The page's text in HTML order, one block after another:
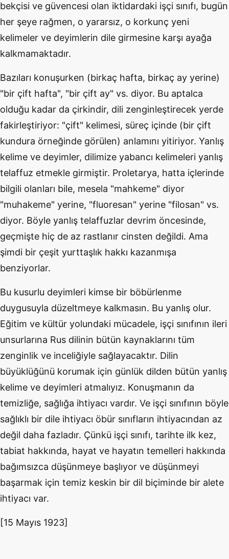
bekçisi ve güvencesi olan iktidardaki işçi sınıfı, bugün
her şeye rağmen, o yararsız, o korkunç yeni
kelimeler ve deyimlerin dile girmesine karşı ayağa
kalkmamaktadır.
Bazıları konuşurken (birkaç hafta, birkaç ay yerine)
"bir çift hafta", "bir çift ay" vs. diyor. Bu aptalca
olduğu kadar da çirkindir, dili zenginleştirecek yerde
fakirleştiriyor: "çift" kelimesi, süreç içinde (bir çift
kundura örneğinde görülen) anlamını yitiriyor. Yanlış
kelime ve deyimler, dilimize yabancı kelimeleri yanlış
telaffuz etmekle girmiştir. Proletarya, hatta içlerinde
bilgili olanları bile, mesela "mahkeme" diyor
"muhakeme" yerine, "fluoresan" yerine "filosan" vs.
diyor. Böyle yanlış telaffuzlar devrim öncesinde,
geçmişte hiç de az rastlanır cinsten değildi. Ama
şimdi bir çeşit yurttaşlık hakkı kazanmışa
benziyorlar.
Bu kusurlu deyimleri kimse bir böbürlenme
duygusuyla düzeltmeye kalkmasın. Bu yanlış olur.
Eğitim ve kültür yolundaki mücadele, işçi sınıfının ileri
unsurlarına Rus dilinin bütün kaynaklarını tüm
zenginlik ve inceliğiyle sağlayacaktır. Dilin
büyüklüğünü korumak için günlük dilden bütün yanlış
kelime ve deyimleri atmalıyız. Konuşmanın da
temizliğe, sağlığa ihtiyacı vardır. Ve işçi sınıfının böyle
sağlıklı bir dile ihtiyacı öbür sınıfların ihtiyacından az
değil daha fazladır. Çünkü işçi sınıfı, tarihte ilk kez,
tabiat hakkında, hayat ve hayatın temelleri hakkında
bağımsızca düşünmeye başlıyor ve düşünmeyi
başarmak için temiz keskin bir dil biçiminde bir alete
ihtiyacı var.
[15 Mayıs 1923]